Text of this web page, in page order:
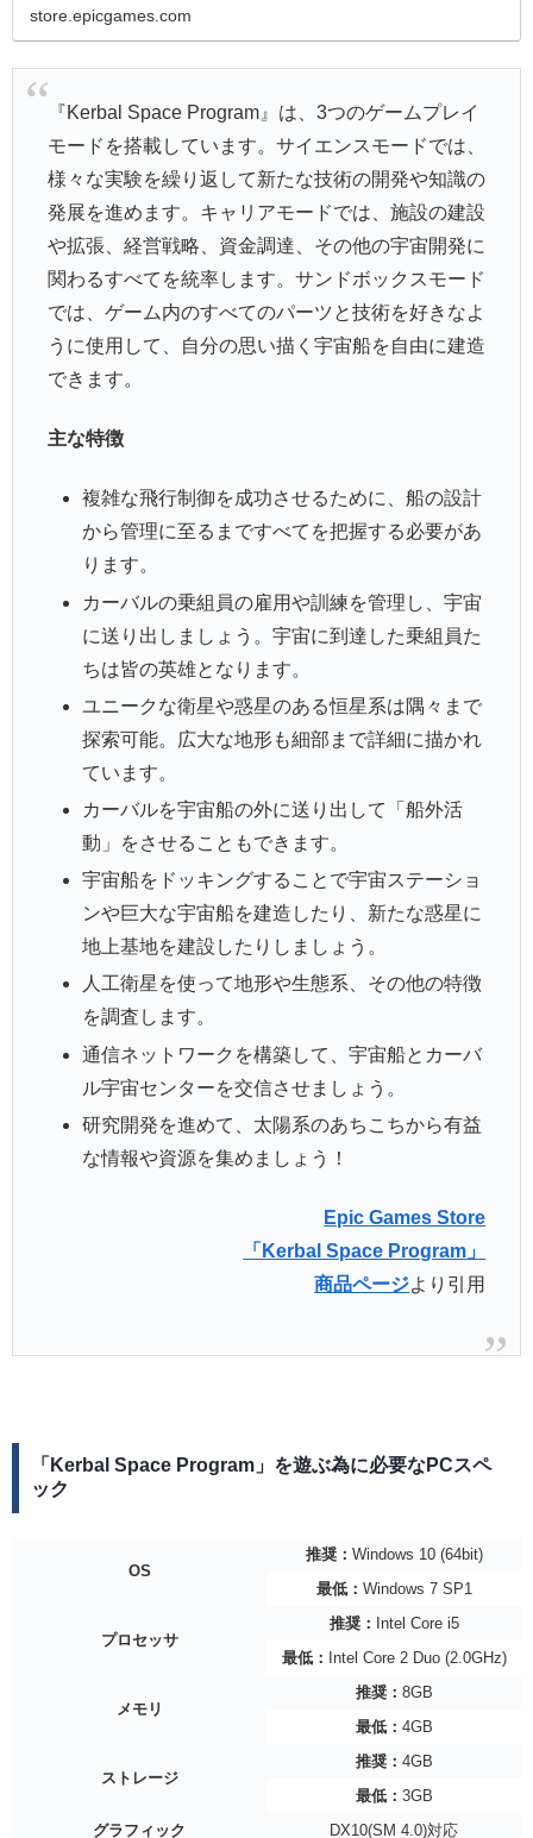
store.epicgames.com
『Kerbal Space Program』は、3つのゲームプレイ
モードを搭載しています。サイエンスモードでは、
様々な実験を繰り返して新たな技術の開発や知識の
発展を進めます。キャリアモードでは、施設の建設
や拡張、経営戦略、資金調達、その他の宇宙開発に
関わるすべてを統率します。サンドボックスモード
では、ゲーム内のすべてのパーツと技術を好きなよ
うに使用して、自分の思い描く宇宙船を自由に建造
できます。
主な特徴
複雑な飛行制御を成功させるために、船の設計
から管理に至るまですべてを把握する必要があ
ります。
カーバルの乗組員の雇用や訓練を管理し、宇宙
に送り出しましょう。宇宙に到達した乗組員た
ちは皆の英雄となります。
ユニークな衛星や惑星のある恒星系は隅々まで
探索可能。広大な地形も細部まで詳細に描かれ
ています。
カーバルを宇宙船の外に送り出して「船外活
動」をさせることもできます。
宇宙船をドッキングすることで宇宙ステーショ
ンや巨大な宇宙船を建造したり、新たな惑星に
地上基地を建設したりしましょう。
人工衛星を使って地形や生態系、その他の特徴
を調査します。
通信ネットワークを構築して、宇宙船とカーバ
ル宇宙センターを交信させましょう。
研究開発を進めて、太陽系のあちこちから有益
な情報や資源を集めましょう！
Epic Games Store
「Kerbal Space Program」
商品ページより引用
「Kerbal Space Program」を遊ぶ為に必要なPCスペ
ック
OS
推奨： Windows 10 (64bit)
最低： Windows 7 SP1
プロセッサ
推奨： Intel Core i5
最低： Intel Core 2 Duo (2.0GHz)
メモリ
推奨： 8GB
最低： 4GB
ストレージ
推奨： 4GB
最低： 3GB
グラフィック
DX10(SM 4.0)対応